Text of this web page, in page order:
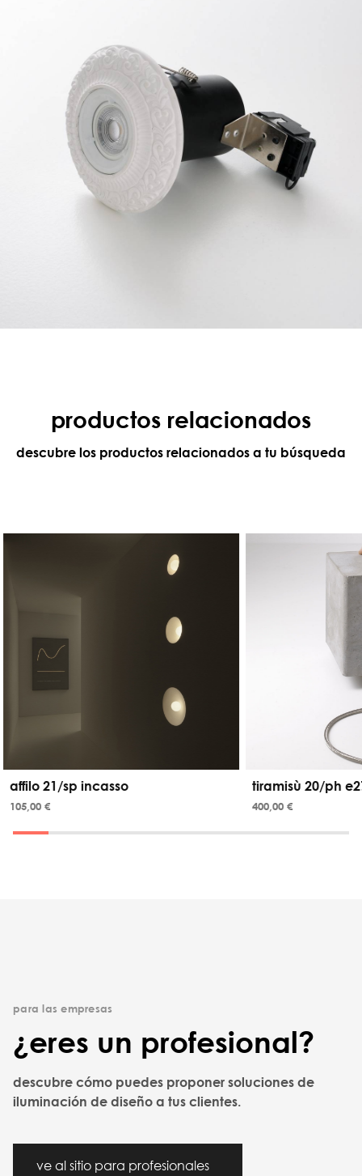
productos relacionados
descubre los productos relacionados a tu búsqueda
affilo 21/sp incasso
105,00 €
tiramisù 20/ph
400,00 €
para las empresas
¿eres un profesional?
descubre cómo puedes proponer soluciones de
iluminación de diseño a tus clientes.
ve al sitio para profesionales